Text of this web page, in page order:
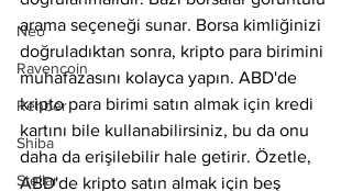
Neo
Ravencoin
Rehber
Shiba
Stellar
arama seçeneği sunar. Borsa kimliğinizi
doğruladıktan sonra, kripto para birimini
muhafazasını kolayca yapın. ABD'de
kripto para birimi satın almak için kredi
kartını bile kullanabilirsiniz, bu da onu
daha da erişilebilir hale getirir. Özetle,
ABD'de kripto satın almak için beş